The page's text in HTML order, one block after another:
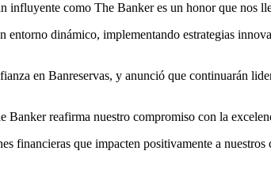
influyente como The Banker es un honor que nos
dinámico, implementando estrategias
en Banreservas, y anunció que continuarán
reafirma nuestro compromiso con la
financieras que impacten positivamente a